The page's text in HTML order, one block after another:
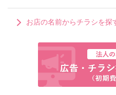
お店の名前からチラシを探